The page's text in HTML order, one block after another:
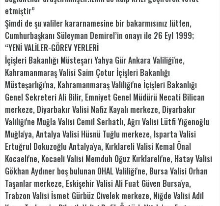
etmiştir”
Şimdi de şu valiler kararnamesine bir bakarmısınız lütfen,
Cumhurbaşkanı Süleyman Demirel’in onayı ile 26 Eyl 1999;
“YENİ VALİLER-GÖREV YERLERİ
İçişleri Bakanlığı Müsteşarı Yahya Gür Ankara Valiliği'ne,
Kahramanmaraş Valisi Saim Çotur İçişleri Bakanlığı
Müsteşarlığı'na, Kahramanmaraş Valiliği'ne İçişleri Bakanlığı
Genel Sekreteri Ali Bilir, Emniyet Genel Müdürü Necati Bilican
merkeze, Diyarbakır Valisi Nafiz Kayalı merkeze, Diyarbakır
Valiliği'ne Muğla Valisi Cemil Serhatlı, Ağrı Valisi Lütfi Yiğenoğlu
Muğla'ya, Antalya Valisi Hüsnü Tuğlu merkeze, Isparta Valisi
Ertuğrul Dokuzoğlu Antalya'ya, Kırklareli Valisi Kemal Önal
Kocaeli'ne, Kocaeli Valisi Memduh Oğuz Kırklareli'ne, Hatay Valisi
Gökhan Aydıner boş bulunan OHAL Valiliği'ne, Bursa Valisi Orhan
Taşanlar merkeze, Eskişehir Valisi Ali Fuat Güven Bursa'ya,
Trabzon Valisi İsmet Gürbüz Civelek merkeze, Niğde Valisi Adil